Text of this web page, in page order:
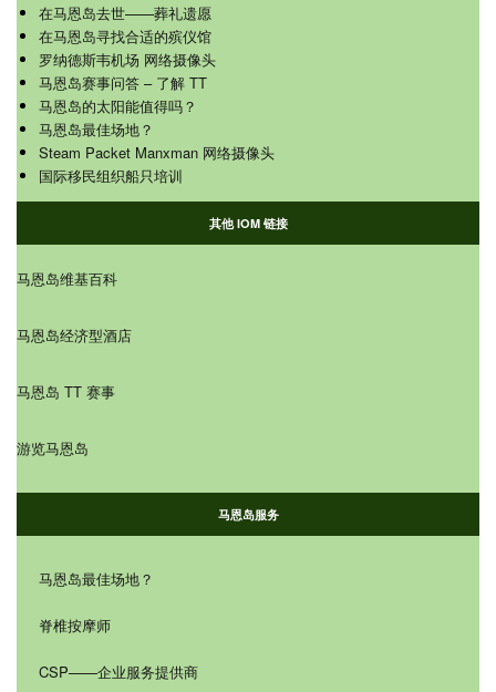
在马恩岛去世——葬礼遗愿
在马恩岛寻找合适的殡仪馆
罗纳德斯韦机场 网络摄像头
马恩岛赛事问答 – 了解 TT
马恩岛的太阳能值得吗？
马恩岛最佳场地？
Steam Packet Manxman 网络摄像头
国际移民组织船只培训
其他 IOM 链接
马恩岛维基百科
马恩岛经济型酒店
马恩岛 TT 赛事
游览马恩岛
马恩岛服务
马恩岛最佳场地？
脊椎按摩师
CSP——企业服务提供商